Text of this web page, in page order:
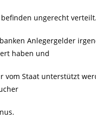
ungerecht verteilt.
Anlegergelder
haben und
vom Staat unterstützt